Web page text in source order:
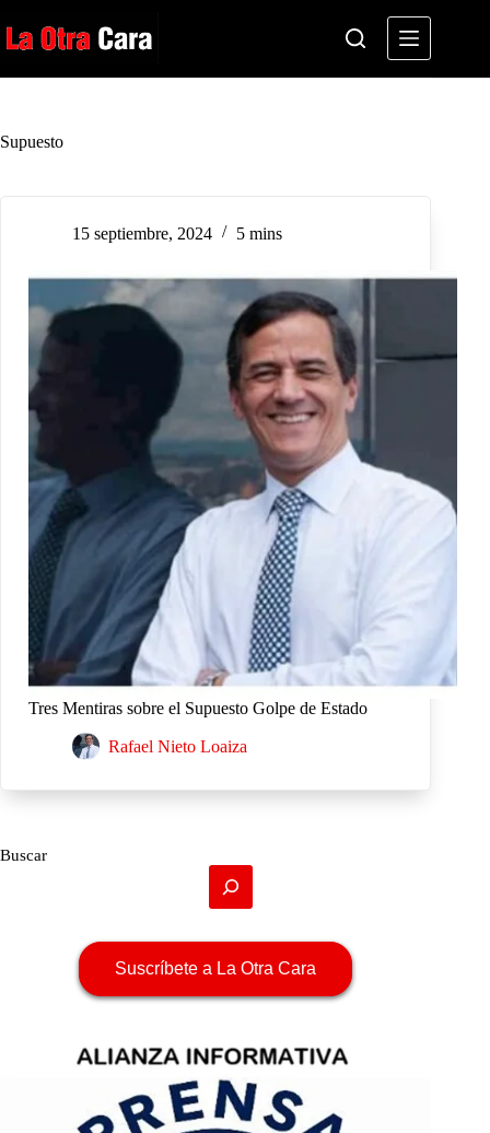
al
contenido
Supuesto
15 septiembre, 2024 5 mins
Tres Mentiras sobre el Supuesto Golpe de Estado
Rafael Nieto Loaiza
Buscar
Suscríbete a La Otra Cara